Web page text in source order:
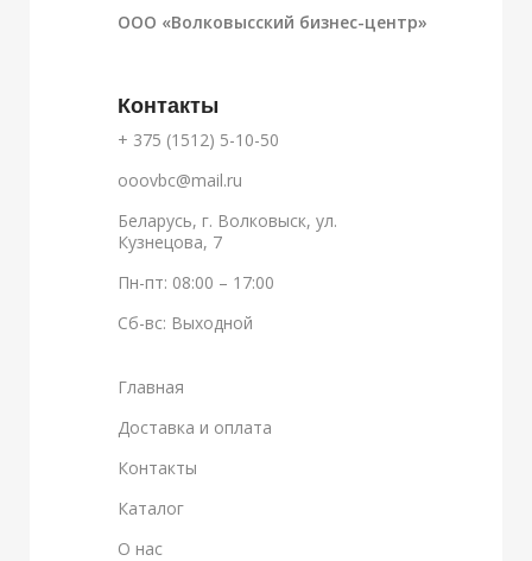
ООО «Волковысский бизнес-центр»
Контакты
+ 375 (1512) 5-10-50
ooovbc@mail.ru
Беларусь, г. Волковыск, ул.
Кузнецова, 7
Пн-пт: 08:00 – 17:00
Сб-вс: Выходной
Главная
Доставка и оплата
Контакты
Каталог
О нас